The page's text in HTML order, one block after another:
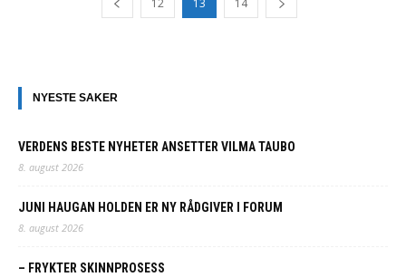
12 13 14
NYESTE SAKER
VERDENS BESTE NYHETER ANSETTER VILMA TAUBO
8. august 2026
JUNI HAUGAN HOLDEN ER NY RÅDGIVER I FORUM
8. august 2026
– FRYKTER SKINNPROSESS